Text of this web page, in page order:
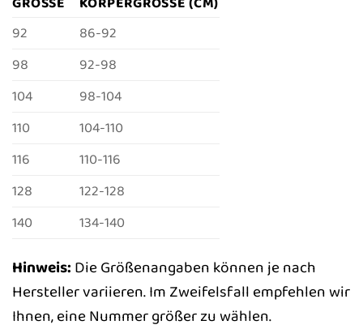
92
86-92
98
92-98
104
98-104
110
104-110
116
110-116
128
122-128
140
134-140
Hinweis: Die Größenangaben können je nach
Hersteller variieren. Im Zweifelsfall empfehlen wir
Ihnen, eine Nummer größer zu wählen.